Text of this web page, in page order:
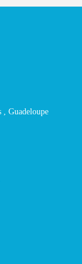
Guadeloupe